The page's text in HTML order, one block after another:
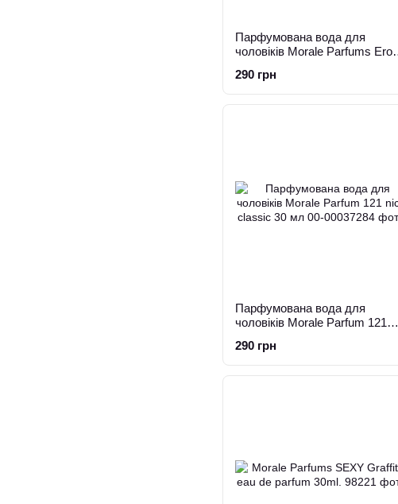
Парфумована вода для
чоловіків Morale Parfums Eros
290 грн
Парфумована вода для
чоловіків Morale Parfum 121
290 грн